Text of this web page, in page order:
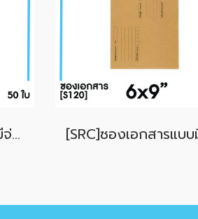
[SRC]ซองเอกสารแบบมีจ่าหน้า 10x14"(POND100)